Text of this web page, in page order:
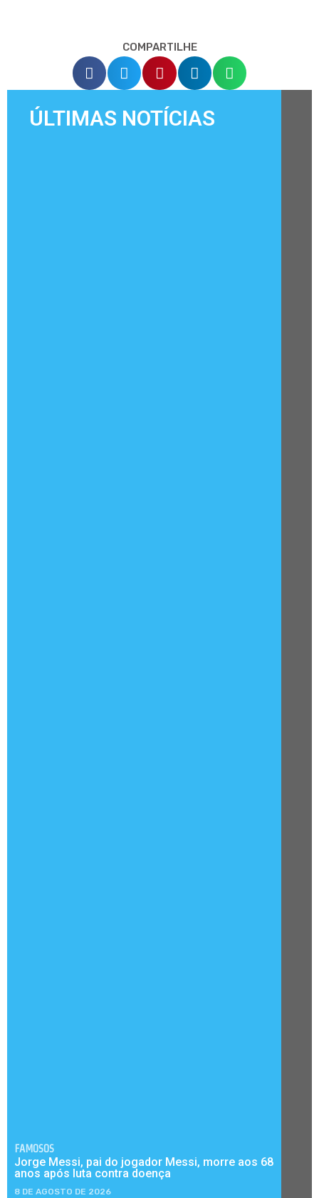
COMPARTILHE
ÚLTIMAS NOTÍCIAS
FAMOSOS
Jorge Messi, pai do jogador Messi, morre aos 68
anos após luta contra doença
8 DE AGOSTO DE 2026